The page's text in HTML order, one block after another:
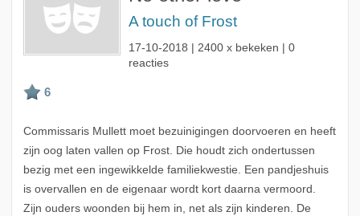
A touch of Frost
17-10-2018 | 2400 x bekeken | 0
reacties
Commissaris Mullett moet bezuinigingen doorvoeren en heeft
zijn oog laten vallen op Frost. Die houdt zich ondertussen
bezig met een ingewikkelde familiekwestie. Een pandjeshuis
is overvallen en de eigenaar wordt kort daarna vermoord.
Zijn ouders woonden bij hem in, net als zijn kinderen. De